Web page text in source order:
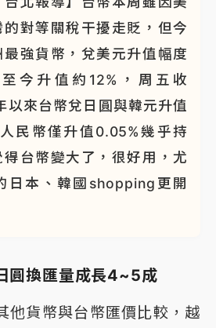
對等關稅干擾走貶，但今
強貨幣，兌美元升值幅度
今升值約12%，周五收
來台幣兌日圓與韓元升值
民幣僅升值0.05%幾乎持
台幣變大了，很好用，尤
日本、韓國shopping更開
圓換匯量成長4~5成
他貨幣與台幣匯價比較，越